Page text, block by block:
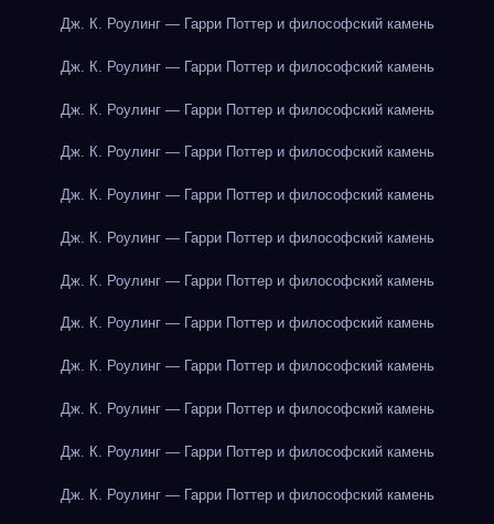
Дж. К. Роулинг — Гарри Поттер и философский камень
Дж. К. Роулинг — Гарри Поттер и философский камень
Дж. К. Роулинг — Гарри Поттер и философский камень
Дж. К. Роулинг — Гарри Поттер и философский камень
Дж. К. Роулинг — Гарри Поттер и философский камень
Дж. К. Роулинг — Гарри Поттер и философский камень
Дж. К. Роулинг — Гарри Поттер и философский камень
Дж. К. Роулинг — Гарри Поттер и философский камень
Дж. К. Роулинг — Гарри Поттер и философский камень
Дж. К. Роулинг — Гарри Поттер и философский камень
Дж. К. Роулинг — Гарри Поттер и философский камень
Дж. К. Роулинг — Гарри Поттер и философский камень